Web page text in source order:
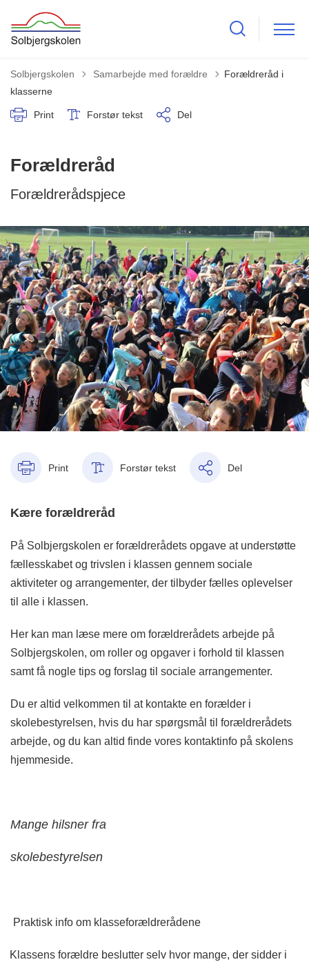
Solbjergskolen Tilbage til
Samarbejde med forældre
Forældreråd i
klasserne
Print Forstør tekst Del
Forældreråd
Forældrerådspjece
Print Forstør tekst Del
Kære forældreråd
På Solbjergskolen er forældrerådets opgave at understøtte
fællesskabet og trivslen i klassen gennem sociale
aktiviteter og arrangementer, der tilbyder fælles oplevelser
til alle i klassen.
Her kan man læse mere om forældrerådets arbejde på
Solbjergskolen, om roller og opgaver i forhold til klassen
samt få nogle tips og forslag til sociale arrangementer.
Du er altid velkommen til at kontakte en forælder i
skolebestyrelsen, hvis du har spørgsmål til forældrerådets
arbejde, og du kan altid finde vores kontaktinfo på skolens
hjemmeside.
Mange hilsner fra
skolebestyrelsen
Praktisk info om klasseforældrerådene
Klassens forældre beslutter selv hvor mange, der sidder i